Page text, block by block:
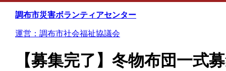
Skip
調布市災害ボランティアセンター
運営：調布市社会福祉協議会
【募集完了】冬物布団一式